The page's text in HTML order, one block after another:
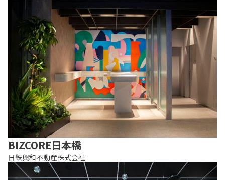
BIZCORE日本橋
日鉄興和不動産株式会社